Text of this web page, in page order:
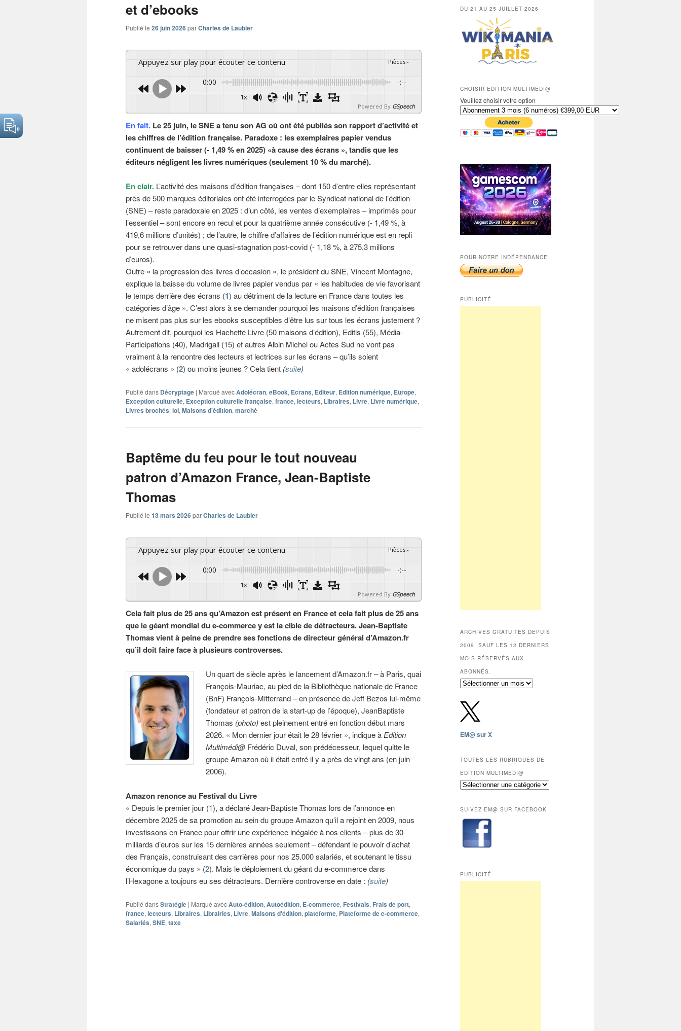
et d’ebooks
Publié le 26 juin 2026parCharles de Laubier
Appuyez sur play pour écouter ce contenu Pièces:-
0:00 -:--
1x
Powered By GSpeech
En fait. Le 25 juin, le SNE a tenu son AG où ont été publiés son rapport d’activité et
les chiffres de l’édition française. Paradoxe : les exemplaires papier vendus
continuent de baisser (- 1,49 % en 2025) «à cause des écrans », tandis que les
éditeurs négligent les livres numériques (seulement 10 % du marché).
En clair. L’activité des maisons d’édition françaises – dont 150 d’entre elles représentant
près de 500 marques éditoriales ont été interrogées par le Syndicat national de l’édition
(SNE) – reste paradoxale en 2025 : d’un côté, les ventes d’exemplaires – imprimés pour
l’essentiel – sont encore en recul et pour la quatrième année consécutive (- 1,49 %, à
419,6 millions d’unités) ; de l’autre, le chiffre d’affaires de l’édition numérique est en repli
pour se retrouver dans une quasi-stagnation post-covid (- 1,18 %, à 275,3 millions
d’euros).
Outre « la progression des livres d’occasion », le président du SNE, Vincent Montagne,
explique la baisse du volume de livres papier vendus par « les habitudes de vie favorisant
le temps derrière des écrans (1) au détriment de la lecture en France dans toutes les
catégories d’âge ». C’est alors à se demander pourquoi les maisons d’édition françaises
ne misent pas plus sur les ebooks susceptibles d’être lus sur tous les écrans justement ?
Autrement dit, pourquoi les Hachette Livre (50 maisons d’édition), Editis (55), Média-
Participations (40), Madrigall (15) et autres Albin Michel ou Actes Sud ne vont pas
vraiment à la rencontre des lecteurs et lectrices sur les écrans – qu’ils soient
« adolécrans » (2) ou moins jeunes ? Cela tient (suite)
Publié dans Décryptage | Marqué avecAdolécran, eBook, Ecrans, Editeur, Edition numérique, Europe,
Exception culturelle, Exception culturelle française, france, lecteurs, Libraires, Livre, Livre numérique,
Livres brochés, loi, Maisons d'édition, marché
Baptême du feu pour le tout nouveau
patron d’Amazon France, Jean-Baptiste
Thomas
Publié le 13 mars 2026parCharles de Laubier
Appuyez sur play pour écouter ce contenu Pièces:-
0:00 -:--
1x
Powered By GSpeech
Cela fait plus de 25 ans qu’Amazon est présent en France et cela fait plus de 25 ans
que le géant mondial du e-commerce y est la cible de détracteurs. Jean-Baptiste
Thomas vient à peine de prendre ses fonctions de directeur général d’Amazon.fr
qu’il doit faire face à plusieurs controverses.
Un quart de siècle après le lancement d’Amazon.fr – à Paris, quai
François-Mauriac, au pied de la Bibliothèque nationale de France
(BnF) François-Mitterrand – en présence de Jeff Bezos lui-même
(fondateur et patron de la start-up de l’époque), JeanBaptiste
Thomas (photo) est pleinement entré en fonction début mars
2026. « Mon dernier jour était le 28 février », indique à Edition
Multimédi@ Frédéric Duval, son prédécesseur, lequel quitte le
groupe Amazon où il était entré il y a près de vingt ans (en juin
2006).
Amazon renonce au Festival du Livre
« Depuis le premier jour (1), a déclaré Jean-Baptiste Thomas lors de l’annonce en
décembre 2025 de sa promotion au sein du groupe Amazon qu’il a rejoint en 2009, nous
investissons en France pour offrir une expérience inégalée à nos clients – plus de 30
milliards d’euros sur les 15 dernières années seulement – défendant le pouvoir d’achat
des Français, construisant des carrières pour nos 25.000 salariés, et soutenant le tissu
économique du pays » (2). Mais le déploiement du géant du e-commerce dans
l’Hexagone a toujours eu ses détracteurs. Dernière controverse en date : (suite)
Publié dansStratégie | Marqué avecAuto-édition, Autoédition, E-commerce, Festivals, Frais de port,
france, lecteurs, Libraires, Librairies, Livre, Maisons d'édition, plateforme, Plateforme de e-commerce,
Salariés, SNE, taxe
DU 21 AU 25 JUILLET 2026
CHOISIR EDITION MULTIMÉDI@
Veuillez choisir votre option
POUR NOTRE INDÉPENDANCE
PUBLICITÉ
ARCHIVES GRATUITES DEPUIS
2009, SAUF LES 12 DERNIERS
MOIS RÉSERVÉS AUX
ABONNÉS.
Archives
depuis
2009,
sauf
les
mois
réservés
aux
abonnés.
EM@ sur X
TOUTES LES RUBRIQUES DE
EDITION MULTIMÉDI@
Toutes
de
Edition
Multimédi@
SUIVEZ EM@ SUR FACEBOOK
PUBLICITÉ